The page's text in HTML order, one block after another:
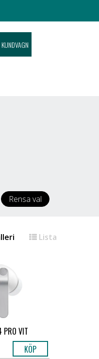
KUNDVAGN
Rensa val
Lista
PRO VIT
KÖP